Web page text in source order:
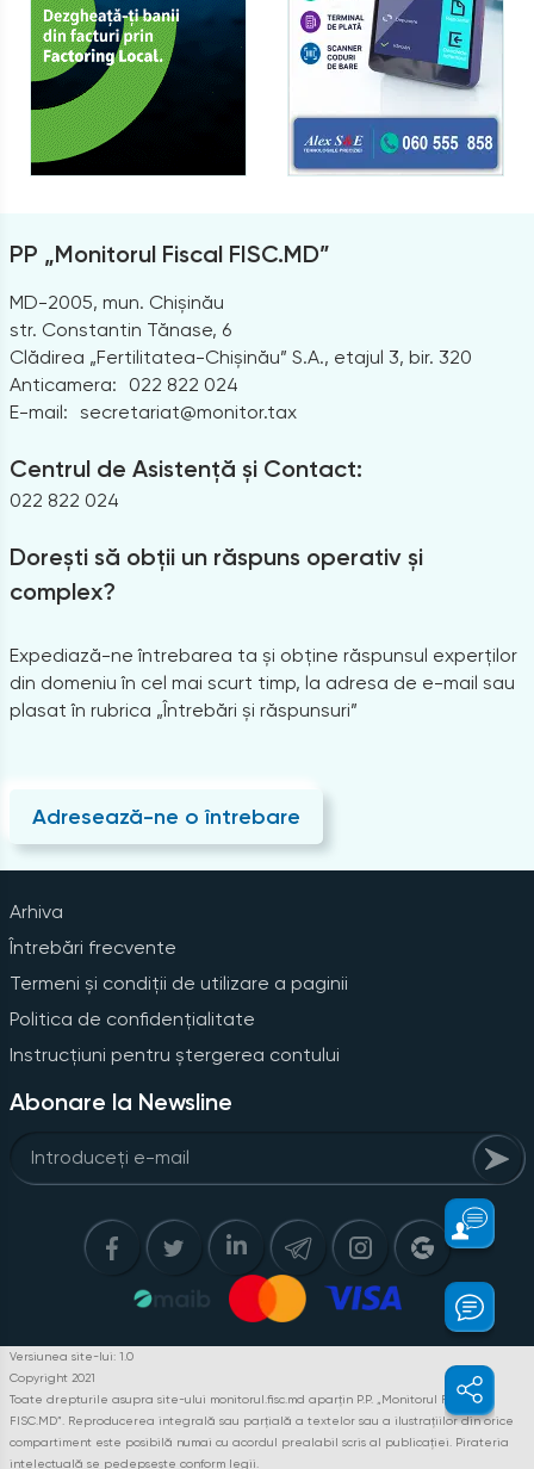
PP „Monitorul Fiscal FISC.MD”
MD-2005, mun. Chișinău
str. Constantin Tănase, 6
Clădirea „Fertilitatea-Chișinău” S.A., etajul 3, bir. 320
Anticamera:
022 822 024
E-mail: secretariat@monitor.tax
Centrul de Asistență și Contact:
022 822 024
Dorești să obții un răspuns operativ și
complex?
Expediază-ne întrebarea ta și obține răspunsul experților
din domeniu în cel mai scurt timp, la adresa de e-mail sau
plasat în rubrica „Întrebări și răspunsuri”
Adresează-ne o întrebare
Arhiva
Întrebări frecvente
Termeni și condiții de utilizare a paginii
Politica de confidențialitate
Instrucțiuni pentru ștergerea contului
Abonare la Newsline
Versiunea site-lui: 1.0
Copyright 2021
Toate drepturile asupra site-ului monitorul.fisc.md aparțin P.P. „Monitorul Fiscal
FISC.MD”. Reproducerea integrală sau parțială a textelor sau a ilustrațiilor din orice
compartiment este posibilă numai cu acordul prealabil scris al publicației. Pirateria
intelectuală se pedepsește conform legii.